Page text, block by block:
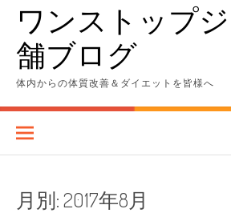
キ
ワンストップ
舗ブログ
体内からの体質改善＆ダイエットを皆様へ
月別:2017年8月